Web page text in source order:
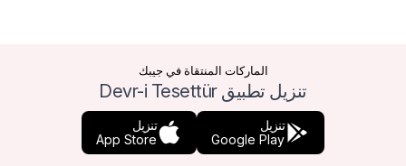
الماركات المنتقاة في جيبك
تنزيل تطبيق Devr-i Tesettür
تنزيل
Google Play
تنزيل
App Store